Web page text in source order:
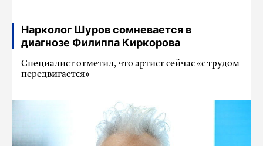
Нарколог Шуров сомневается в
диагнозе Филиппа Киркорова
Специалист отметил, что артист сейчас «с трудом
передвигается»